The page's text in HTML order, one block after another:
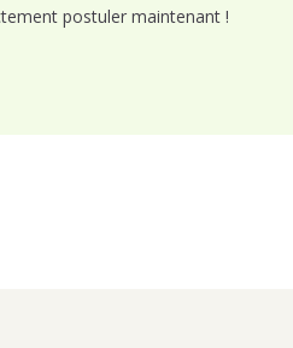
postuler maintenant !